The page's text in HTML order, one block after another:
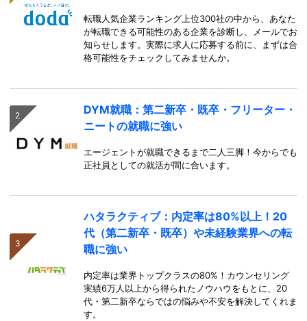
転職人気企業ランキング上位300社の中から、あなた
が転職できる可能性のある企業を診断し、メールでお
知らせします。実際に求人に応募する前に、まずは合
格可能性をチェックしてみませんか。
DYM就職：第二新卒・既卒・フリーター・
ニートの就職に強い
エージェントが就職できるまで二人三脚！今からでも
正社員としての就活が間に合います。
ハタラクティブ：内定率は80%以上！20
代（第二新卒・既卒）や未経験業界への転
職に強い
内定率は業界トップクラスの80%！カウンセリング
実績6万人以上から得られたノウハウをもとに、20
代・第二新卒ならではの悩みや不安を解決してくれま
す。